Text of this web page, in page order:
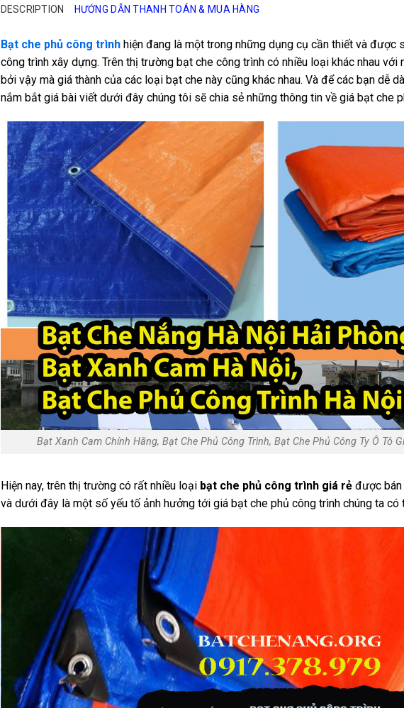
DESCRIPTION HƯỚNG DẪN THANH TOÁN & MUA HÀNG
Bạt che phủ công trìnhhiện đang là một trong những dụng cụ cần thiết và được
công trình xây dựng. Trên thị trường bạt che công trình có nhiều loại khác nhau với
bởi vậy mà giá thành của các loại bạt che này cũng khác nhau. Và để các bạn dễ
nắm bắt giá bài viết dưới đây chúng tôi sẽ chia sẻ những thông tin về giá bạt che
Bạt Xanh Cam Chính Hãng, Bạt Che Phủ Công Trình, Bạt Che Phủ Công Ty Ô Tô
Hiện nay, trên thị trường có rất nhiều loại bạt che phủ công trình giá rẻđược bán
và dưới đây là một số yếu tố ảnh hưởng tới giá bạt che phủ công trình chúng ta có